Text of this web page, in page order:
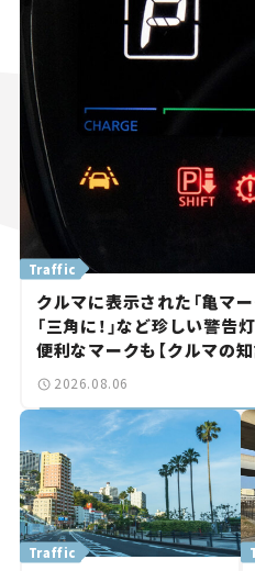
クルマに表示された「亀マー
「三角に！」など珍しい警告
便利なマークも【クルマの知
Traffic
2026.08.06
Traffic